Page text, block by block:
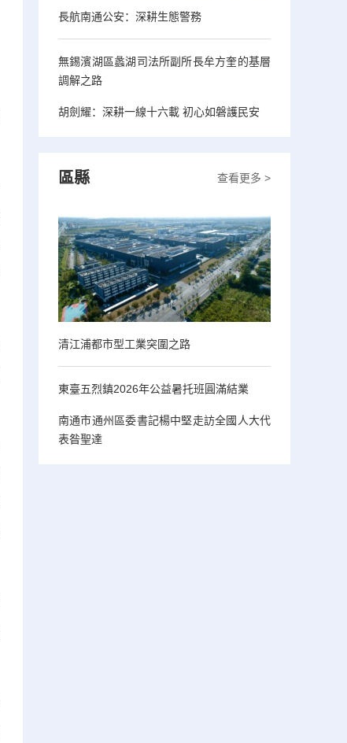
長航南通公安：深耕生態警務
無錫濱湖區蠡湖司法所副所長牟方奎的基層
調解之路
胡劍耀：深耕一線十六載 初心如磐護民安
查看更多 >
區縣
清江浦都市型工業突圍之路
東臺五烈鎮2026年公益暑托班圓滿結業
南通市通州區委書記楊中堅走訪全國人大代
表昝聖達